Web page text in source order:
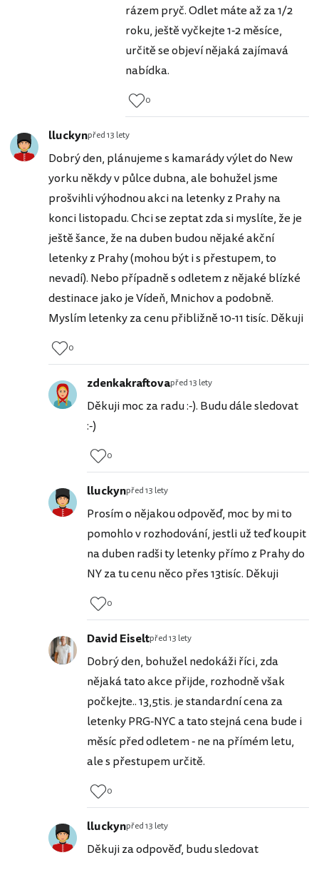
rázem pryč. Odlet máte až za 1/2
roku, ještě vyčkejte 1-2 měsíce,
určitě se objeví nějaká zajímavá
nabídka.
0
lluckynpřed 13 lety
Dobrý den, plánujeme s kamarády výlet do New
yorku někdy v půlce dubna, ale bohužel jsme
prošvihli výhodnou akci na letenky z Prahy na
konci listopadu. Chci se zeptat zda si myslíte, že je
ještě šance, že na duben budou nějaké akční
letenky z Prahy (mohou být i s přestupem, to
nevadí). Nebo případně s odletem z nějaké blízké
destinace jako je Vídeň, Mnichov a podobně.
Myslím letenky za cenu přibližně 10-11 tisíc. Děkuji
0
zdenkakraftovapřed 13 lety
Děkuji moc za radu :-). Budu dále sledovat
:-)
0
lluckynpřed 13 lety
Prosím o nějakou odpověď, moc by mi to
pomohlo v rozhodování, jestli už teď koupit
na duben radši ty letenky přímo z Prahy do
NY za tu cenu něco přes 13tisíc. Děkuji
0
David Eiseltpřed 13 lety
Dobrý den, bohužel nedokáži říci, zda
nějaká tato akce přijde, rozhodně však
počkejte.. 13,5tis. je standardní cena za
letenky PRG-NYC a tato stejná cena bude i
měsíc před odletem - ne na přímém letu,
ale s přestupem určitě.
0
lluckynpřed 13 lety
Děkuji za odpověď, budu sledovat